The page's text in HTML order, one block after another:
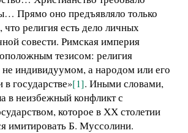
Прямо оно предъявляло только
религия есть дело личных
совести. Римская империя
тезисом: религия
не индивидуумом, а народом или его
в государстве»[1]. Иными словами,
в неизбежный конфликт с
которое в ХХ столетии
имитировать Б. Муссолини.